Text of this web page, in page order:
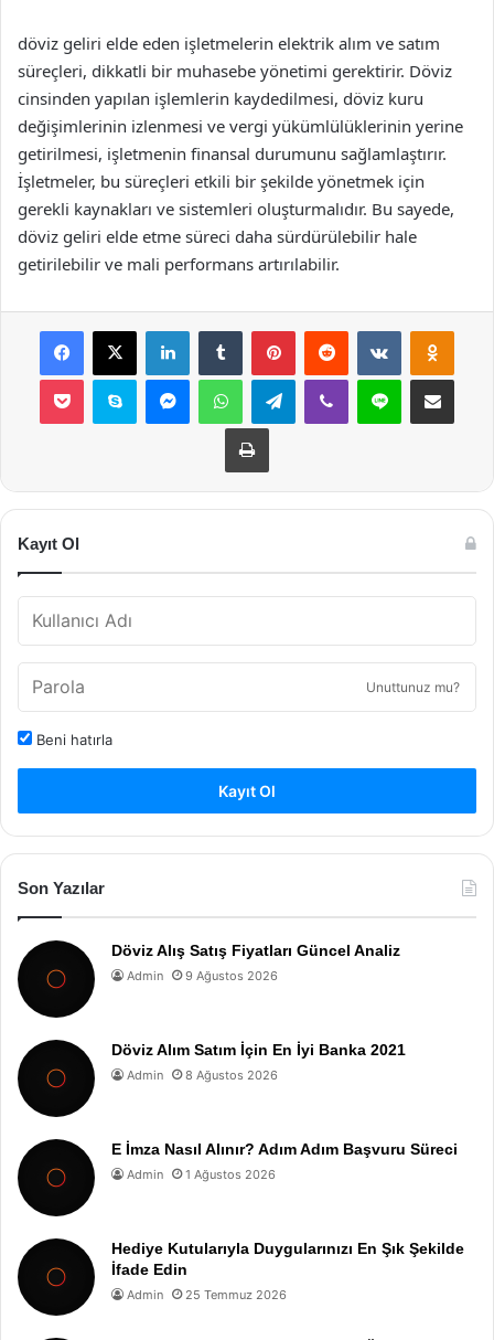
döviz geliri elde eden işletmelerin elektrik alım ve satım
süreçleri, dikkatli bir muhasebe yönetimi gerektirir. Döviz
cinsinden yapılan işlemlerin kaydedilmesi, döviz kuru
değişimlerinin izlenmesi ve vergi yükümlülüklerinin yerine
getirilmesi, işletmenin finansal durumunu sağlamlaştırır.
İşletmeler, bu süreçleri etkili bir şekilde yönetmek için
gerekli kaynakları ve sistemleri oluşturmalıdır. Bu sayede,
döviz geliri elde etme süreci daha sürdürülebilir hale
getirilebilir ve mali performans artırılabilir.
Facebook
X LinkedInTumblr PinterestReddit VKontakte
Pocket Skype MessengerWhatsAppTelegramViber Line E-Posta ile
Yazdır
Kayıt Ol
Unuttunuz mu?
Beni hatırla
Kayıt Ol
Son Yazılar
Döviz Alış Satış Fiyatları Güncel Analiz
Admin 9 Ağustos 2026
Döviz Alım Satım İçin En İyi Banka 2021
Admin 8 Ağustos 2026
E İmza Nasıl Alınır? Adım Adım Başvuru Süreci
Admin 1 Ağustos 2026
Hediye Kutularıyla Duygularınızı En Şık Şekilde
İfade Edin
Admin 25 Temmuz 2026